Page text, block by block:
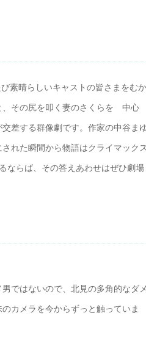
素晴らしいキャストの皆さまをむか
、その尻を叩く妻のさくらを 中心
差する群像劇です。作家の中谷ま
れた瞬間から物語はクライマック
ならば、その答えあわせはぜひ劇場
ではないので、北見の多角的なダ
カメラを今からずっと触っていま